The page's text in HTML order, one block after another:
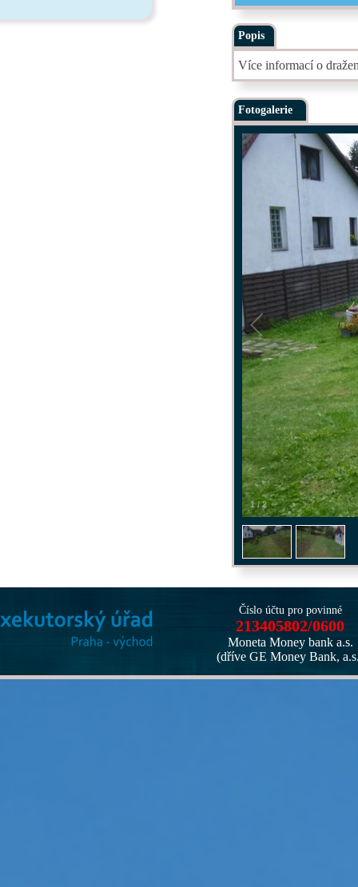
Popis
Více informací o
Fotogalerie
1/2
Číslo účtu pro povinné
213405802/0600
Moneta Money bank a.s.
(dříve GE Money Bank,